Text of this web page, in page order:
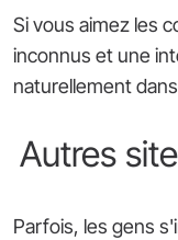
Si vous aimez les
inconnus et une
naturellement
Autres
Parfois, les gens